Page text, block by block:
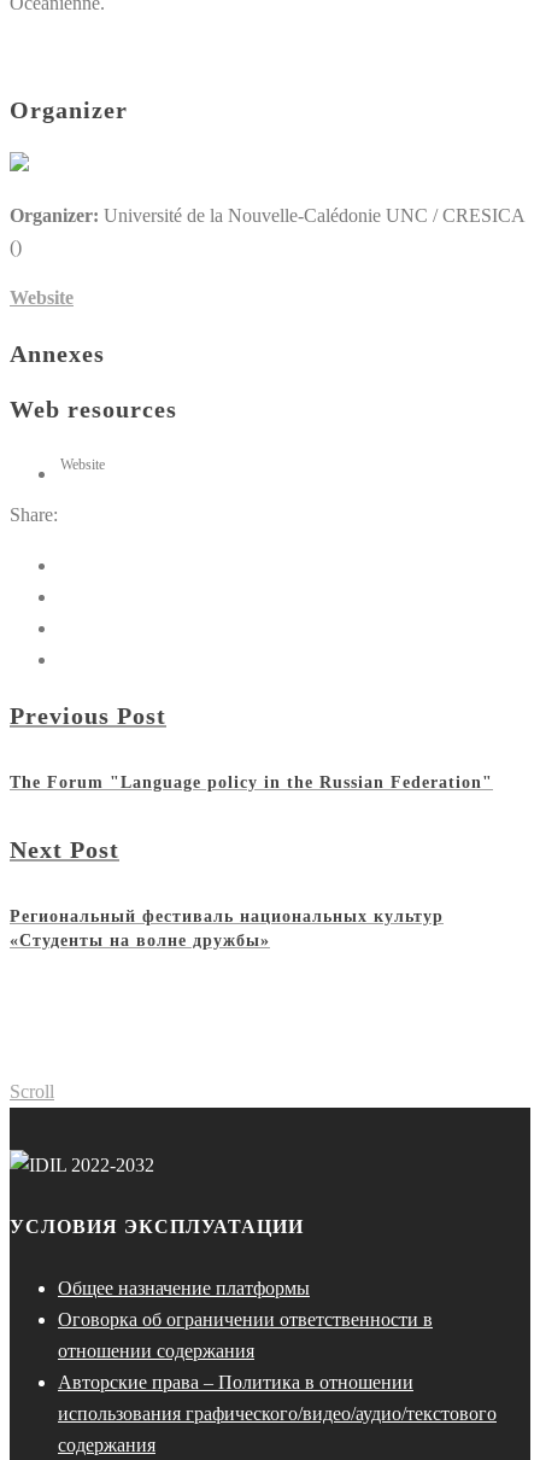
Organizer
Organizer: Université de la Nouvelle-Calédonie UNC / CRESICA
()
Website
Annexes
Web resources
Website
Share:
Previous Post
The Forum "Language policy in the Russian Federation"
Next Post
Региональный фестиваль национальных культур
«Студенты на волне дружбы»
Scroll
УСЛОВИЯ ЭКСПЛУАТАЦИИ
Общее назначение платформы
Оговорка об ограничении ответственности в
отношении содержания
Авторские права – Политика в отношении
использования графического/видео/аудио/текстового
содержания